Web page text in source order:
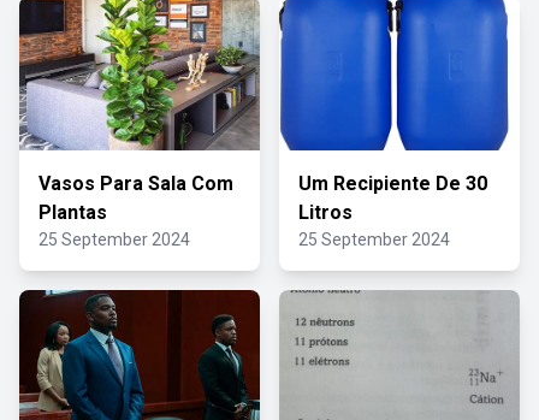
Vasos Para Sala Com
Plantas
25 September 2024
Um Recipiente De 30
Litros
25 September 2024